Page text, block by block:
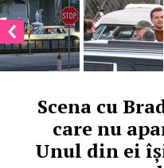
Scena cu
care nu
Unul din ei